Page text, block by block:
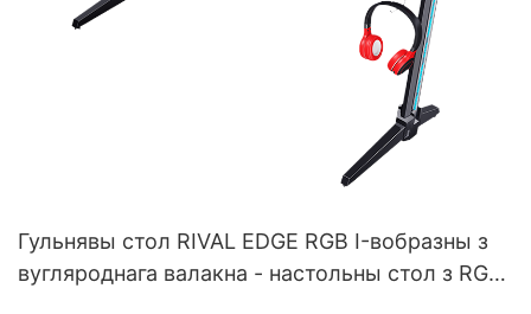
Гульнявы ​​стол RIVAL EDGE RGB I-вобразны з
вугляроднага валакна - настольны стол з RGB